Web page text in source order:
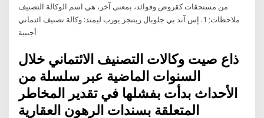
من مستحقات كقروض وفوائد، بمعنى آخر، هي اسم الوكالة التصنيف
ملاحظات; 1. إس آند بي جلوبال ريتنجز يورب ليمتد: وكالة تصنيف ائتماني
أجنبية
ذاع صيت وكالات التصنيف الائتماني خلال
السنوات الماضية عبر سلسلة من
الأحداث بدأت بفشلها في تقدير المخاطر
المتعلقة بسندات الرهون العقارية